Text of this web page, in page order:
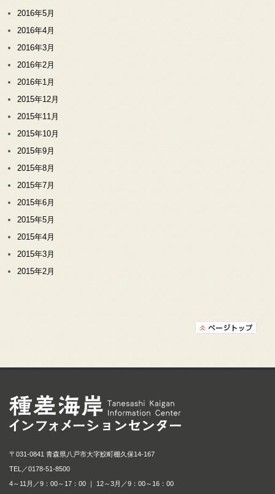
2016年5月
2016年4月
2016年3月
2016年2月
2016年1月
2015年12月
2015年11月
2015年10月
2015年9月
2015年8月
2015年7月
2015年6月
2015年5月
2015年4月
2015年3月
2015年2月
〒031-0841 青森県八戸市大字鮫町棚久保14-167
TEL／0178-51-8500
4～11月／9：00～17：00 ｜ 12～3月／9：00～16：00